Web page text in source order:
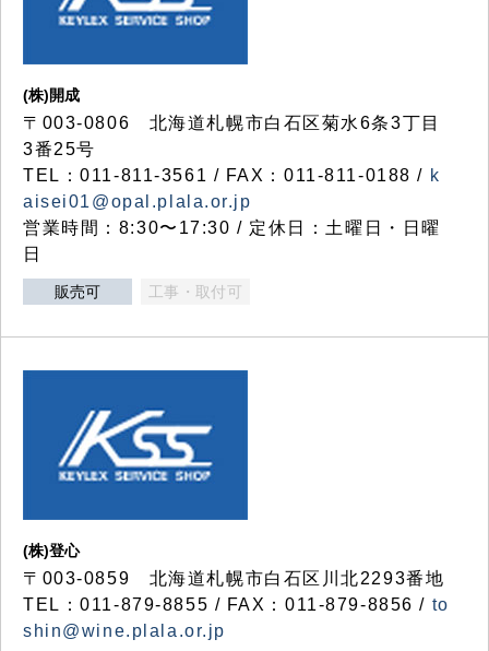
(株)開成
〒003-0806 北海道札幌市白石区菊水6条3丁目
3番25号
TEL：011-811-3561 / FAX：011-811-0188 / k
aisei01@opal.plala.or.jp
営業時間：8:30〜17:30 / 定休日：土曜日・日曜
日
販売可 工事・取付可
(株)登心
〒003-0859 北海道札幌市白石区川北2293番地
TEL：011-879-8855 / FAX：011-879-8856 / to
shin@wine.plala.or.jp